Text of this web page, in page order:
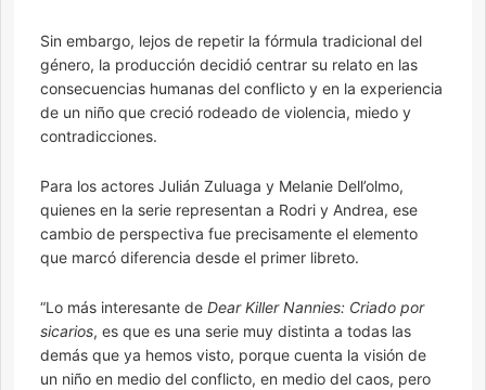
Sin embargo, lejos de repetir la fórmula tradicional del
género, la producción decidió centrar su relato en las
consecuencias humanas del conflicto y en la experiencia
de un niño que creció rodeado de violencia, miedo y
contradicciones.
Para los actores Julián Zuluaga y Melanie Dell’olmo,
quienes en la serie representan a Rodri y Andrea, ese
cambio de perspectiva fue precisamente el elemento
que marcó diferencia desde el primer libreto.
“Lo más interesante de Dear Killer Nannies: Criado por
sicarios, es que es una serie muy distinta a todas las
demás que ya hemos visto, porque cuenta la visión de
un niño en medio del conflicto, en medio del caos, pero